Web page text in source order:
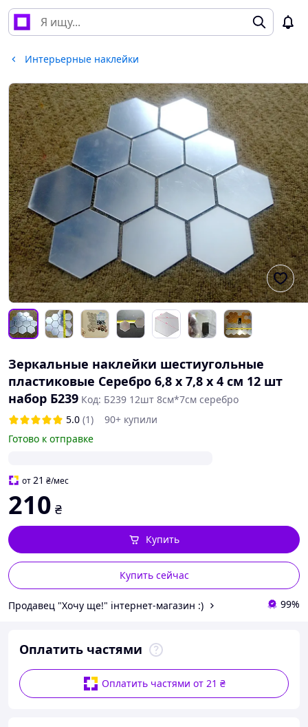
Интерьерные наклейки
Зеркальные наклейки шестиугольные
пластиковые Серебро 6,8 х 7,8 х 4 см 12 шт
набор Б239 Код: Б239 12шт 8см*7см серебро
5.0 (1)
90+ купили
Готово к отправке
от21 ₴/мес
210 ₴
Купить сейчас
Купить
Продавец "Хочу ще!" інтернет-магазин :) 99%
Оплатить частями
Оплатить частями от 21 ₴